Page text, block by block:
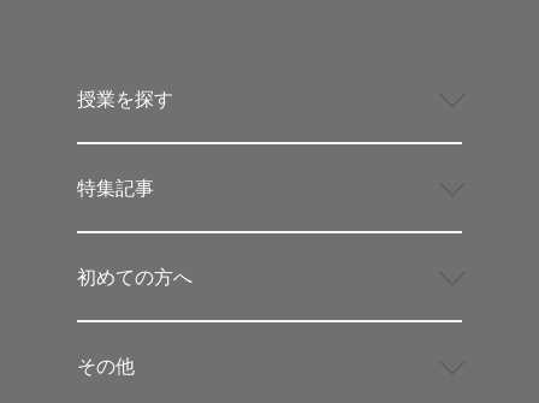
授業を探す
特集記事
初めての方へ
その他